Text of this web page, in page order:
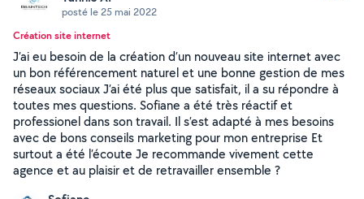
posté le 25 mai 2022
Création site internet
J’ai eu besoin de la création d’un nouveau site internet avec
un bon référencement naturel et une bonne gestion de mes
réseaux sociaux J’ai été plus que satisfait, il a su répondre à
toutes mes questions. Sofiane a été très réactif et
professionel dans son travail. Il s’est adapté à mes besoins
avec de bons conseils marketing pour mon entreprise Et
surtout a été l’écoute Je recommande vivement cette
agence et au plaisir et de retravailler ensemble ?